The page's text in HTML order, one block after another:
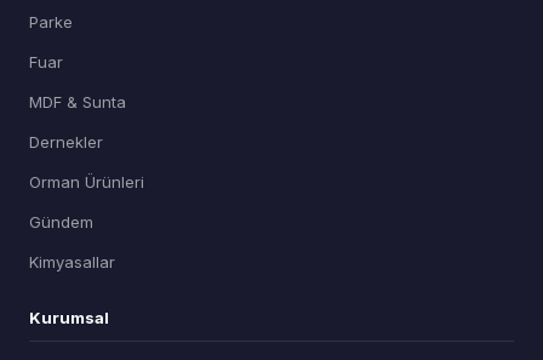
Parke
Fuar
MDF & Sunta
Dernekler
Orman Ürünleri
Gündem
Kimyasallar
Kurumsal